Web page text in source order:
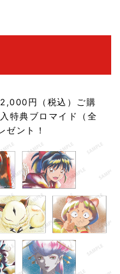
円（税込）ご購
特典ブロマイド（全
ゼント！